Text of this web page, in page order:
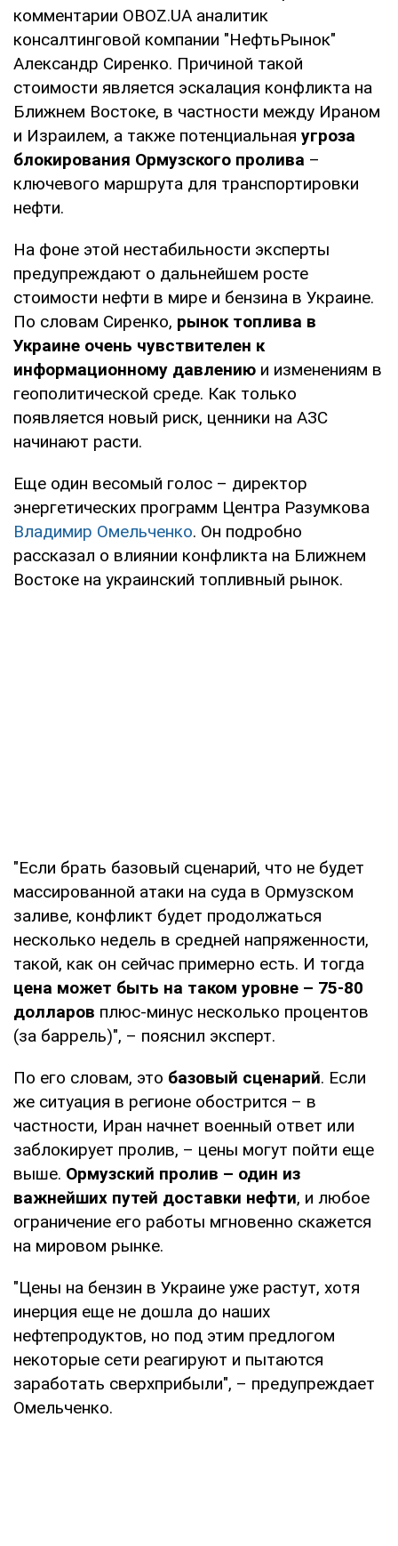
комментарии OBOZ.UA аналитик
консалтинговой компании "НефтьРынок"
Александр Сиренко. Причиной такой
стоимости является эскалация конфликта на
Ближнем Востоке, в частности между Ираном
и Израилем, а также потенциальная угроза
блокирования Ормузского пролива –
ключевого маршрута для транспортировки
нефти.
На фоне этой нестабильности эксперты
предупреждают о дальнейшем росте
стоимости нефти в мире и бензина в Украине.
По словам Сиренко, рынок топлива в
Украине очень чувствителен к
информационному давлению и изменениям в
геополитической среде. Как только
появляется новый риск, ценники на АЗС
начинают расти.
Еще один весомый голос – директор
энергетических программ Центра Разумкова
Владимир Омельченко. Он подробно
рассказал о влиянии конфликта на Ближнем
Востоке на украинский топливный рынок.
"Если брать базовый сценарий, что не будет
массированной атаки на суда в Ормузском
заливе, конфликт будет продолжаться
несколько недель в средней напряженности,
такой, как он сейчас примерно есть. И тогда
цена может быть на таком уровне – 75-80
долларов плюс-минус несколько процентов
(за баррель)", – пояснил эксперт.
По его словам, это базовый сценарий. Если
же ситуация в регионе обострится – в
частности, Иран начнет военный ответ или
заблокирует пролив, – цены могут пойти еще
выше. Ормузский пролив – один из
важнейших путей доставки нефти, и любое
ограничение его работы мгновенно скажется
на мировом рынке.
"Цены на бензин в Украине уже растут, хотя
инерция еще не дошла до наших
нефтепродуктов, но под этим предлогом
некоторые сети реагируют и пытаются
заработать сверхприбыли", – предупреждает
Омельченко.